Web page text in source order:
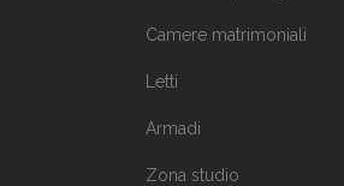
Camere matrimoniali
Letti
Armadi
Zona studio